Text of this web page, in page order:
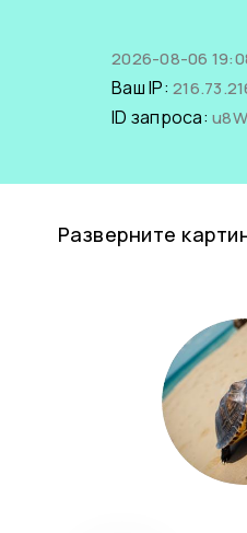
2026-08-06
Ваш IP:
ID запроса:
Разверните